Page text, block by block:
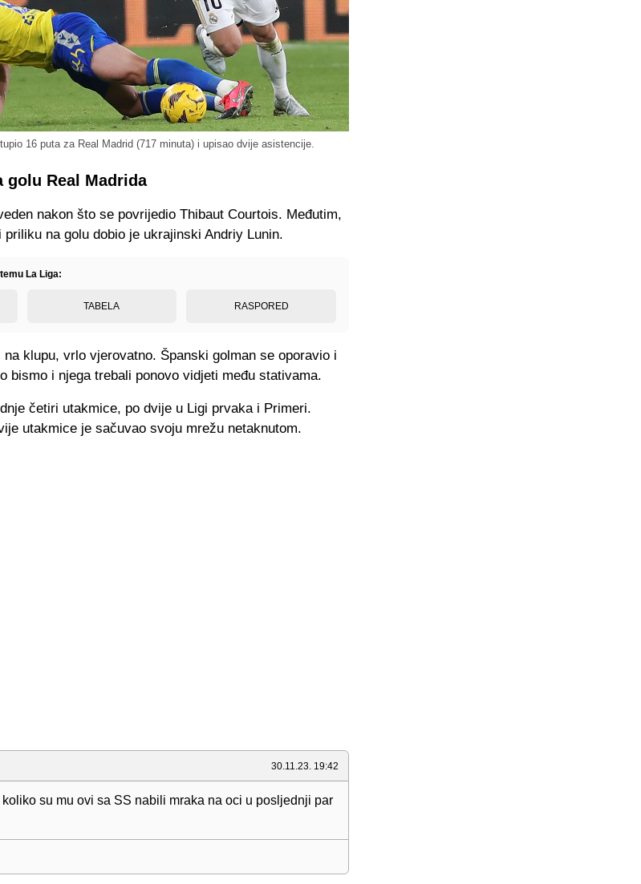
16 puta za Real Madrid (717 minuta) i upisao dvije asistencije.
golu Real Madrida
nakon što se povrijedio Thibaut Courtois. Međutim,
na golu dobio je ukrajinski Andriy Lunin.
La Liga:
TABELA RASPORED
klupu, vrlo vjerovatno. Španski golman se oporavio i
bismo i njega trebali ponovo vidjeti među stativama.
četiri utakmice, po dvije u Ligi prvaka i Primeri.
utakmice je sačuvao svoju mrežu netaknutom.
30.11.23. 19:42
su mu ovi sa SS nabili mraka na oci u posljednji par